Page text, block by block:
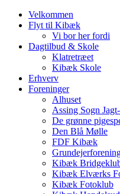
Velkommen
Flyt til Kibæk
Vi bor her fordi
Dagtilbud & Skole
Klatretræet
Kibæk Skole
Erhverv
Foreninger
Alhuset
Assing Sogn
De grønne
Den Blå Mølle
FDF Kibæk
Kibæk
Kibæk Elværks
Kibæk Fotoklub